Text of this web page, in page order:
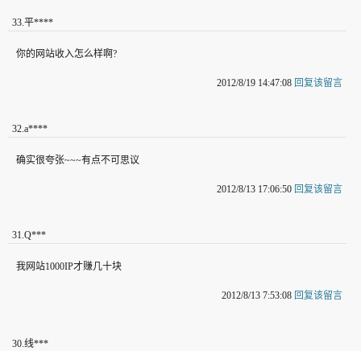
33.平****
你的网站收入怎么样啊?
2012/8/19 14:47:08 回复该留言
32.a****
确实很夸张~~~有点不可思议
2012/8/13 17:06:50 回复该留言
31.Q***
我网站1000IP才赚几十块
2012/8/13 7:53:08 回复该留言
30.线***